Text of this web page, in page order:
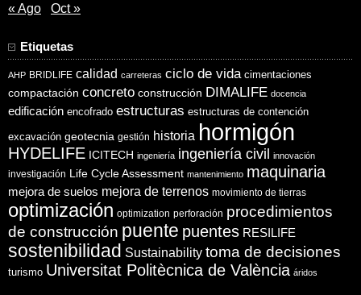
« Ago Oct »
Etiquetas
AHP BRIDLIFE calidad carreteras ciclo de vida cimentaciones
compactación concreto construcción DIMALIFE docencia
edificación encofrado estructuras estructuras de contención
excavación geotecnia gestión historia hormigón
HYDELIFE ICITECH ingeniería ingeniería civil innovación
investigación Life Cycle Assessment mantenimiento maquinaria
mejora de suelos mejora de terrenos movimiento de tierras
optimización optimization perforación procedimientos
de construcción puente puentes RESILIFE
sostenibilidad Sustainability toma de decisiones
turismo Universitat Politècnica de València áridos